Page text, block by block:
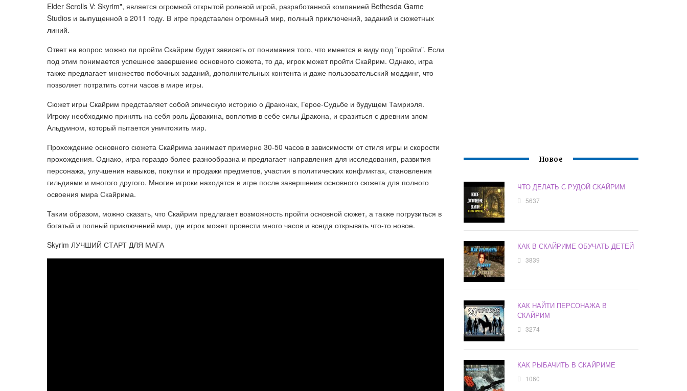
Elder Scrolls V: Skyrim", является огромной открытой ролевой игрой, разработанной компанией Bethesda Game
Studios и выпущенной в 2011 году. В игре представлен огромный мир, полный приключений, заданий и сюжетных
линий.
Ответ на вопрос можно ли пройти Скайрим будет зависеть от понимания того, что имеется в виду под "пройти". Если
под этим понимается успешное завершение основного сюжета, то да, игрок может пройти Скайрим. Однако, игра
также предлагает множество побочных заданий, дополнительных контента и даже пользовательский моддинг, что
позволяет потратить сотни часов в мире игры.
Сюжет игры Скайрим представляет собой эпическую историю о Драконах, Герое-Судьбе и будущем Тамриэля.
Игроку необходимо принять на себя роль Довакина, воплотив в себе силы Дракона, и сразиться с древним злом
Альдуином, который пытается уничтожить мир.
Прохождение основного сюжета Скайрима занимает примерно 30-50 часов в зависимости от стиля игры и скорости
прохождения. Однако, игра гораздо более разнообразна и предлагает направления для исследования, развития
персонажа, улучшения навыков, покупки и продажи предметов, участия в политических конфликтах, становления
гильдиями и многого другого. Многие игроки находятся в игре после завершения основного сюжета для полного
освоения мира Скайрима.
Таким образом, можно сказать, что Скайрим предлагает возможность пройти основной сюжет, а также погрузиться в
богатый и полный приключений мир, где игрок может провести много часов и всегда открывать что-то новое.
Skyrim ЛУЧШИЙ СТАРТ ДЛЯ МАГА
Новое
ЧТО ДЕЛАТЬ С РУДОЙ СКАЙРИМ
5637
КАК В СКАЙРИМЕ ОБУЧАТЬ ДЕТЕЙ
3839
КАК НАЙТИ ПЕРСОНАЖА В
СКАЙРИМ
3274
КАК РЫБАЧИТЬ В СКАЙРИМЕ
1060